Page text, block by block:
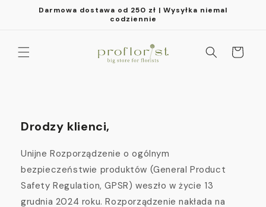
Darmowa dostawa od 250 zł | Wysyłka niemal
codziennie
Koszyk
Drodzy klienci,
Unijne Rozporządzenie o ogólnym
bezpieczeństwie produktów (General Product
Safety Regulation, GPSR) weszło w życie 13
grudnia 2024 roku. Rozporządzenie nakłada na